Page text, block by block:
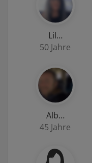
Lil…
50 Jahre
Alb…
45 Jahre